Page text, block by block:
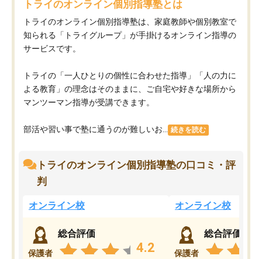
トライのオンライン個別指導塾とは
トライのオンライン個別指導塾は、家庭教師や個別教室で
知られる「トライグループ」が手掛けるオンライン指導の
サービスです。
トライの「一人ひとりの個性に合わせた指導」「人の力に
よる教育」の理念はそのままに、ご自宅や好きな場所から
マンツーマン指導が受講できます。
部活や習い事で塾に通うのが難しいお... 続きを読む
トライのオンライン個別指導塾の口コミ・評
判
オンライン校
保護者
総合評価
4.2
オンライン校
保護者
総合評価